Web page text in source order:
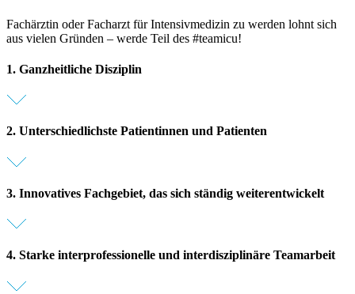
Fachärztin oder Facharzt für Intensivmedizin zu werden lohnt sich
aus vielen Gründen – werde Teil des #teamicu!
1. Ganzheitliche Disziplin
2. Unterschiedlichste Patientinnen und Patienten
3. Innovatives Fachgebiet, das sich ständig weiterentwickelt
4. Starke interprofessionelle und interdisziplinäre Teamarbeit